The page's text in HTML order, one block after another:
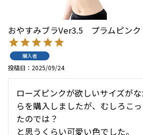
おやすみブラVer3.5 プラムピンク
購入者
投稿日 2025/09/24
ローズピンクが欲しいサイズが
らを購入しましたが、むしろこ
たのでは？
と思うくらい可愛い色でした。